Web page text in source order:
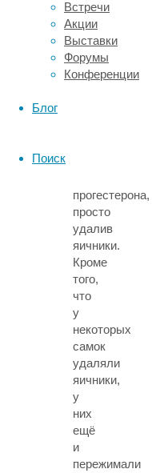
Встречи
Акции
Выставки
Форумы
Конференции
Блог
Поиск
трогать.
Поэтому
исследователи
ставили
опыты
прогестерона,
просто
удалив
яичники.
Кроме
того,
что
у
некоторых
самок
удаляли
яичники,
у
них
ещё
и
пережимали